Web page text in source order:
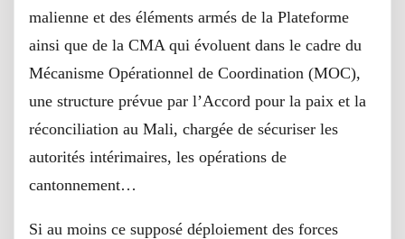
malienne et des éléments armés de la Plateforme
ainsi que de la CMA qui évoluent dans le cadre du
Mécanisme Opérationnel de Coordination (MOC),
une structure prévue par l’Accord pour la paix et la
réconciliation au Mali, chargée de sécuriser les
autorités intérimaires, les opérations de
cantonnement…
Si au moins ce supposé déploiement des forces